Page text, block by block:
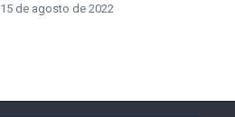
15 de agosto de 2022